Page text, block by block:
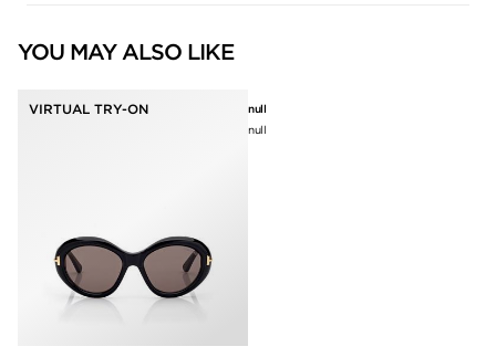
YOU MAY ALSO LIKE
VIRTUAL TRY-ON
null
null